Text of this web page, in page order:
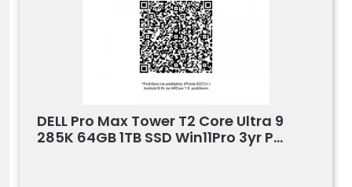
DELL Pro Max Tower T2 Core Ultra 9
285K 64GB 1TB SSD Win11Pro 3yr P...